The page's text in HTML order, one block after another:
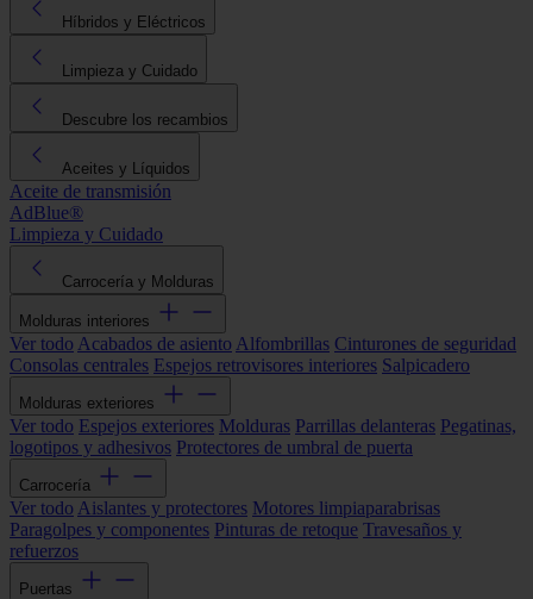
Híbridos y Eléctricos
Limpieza y Cuidado
Descubre los recambios
Aceites y Líquidos
Aceite de transmisión
AdBlue®
Limpieza y Cuidado
Carrocería y Molduras
Molduras interiores
Ver todo Acabados de asiento Alfombrillas Cinturones de seguridad
Consolas centrales Espejos retrovisores interiores Salpicadero
Molduras exteriores
Ver todo Espejos exteriores Molduras Parrillas delanteras Pegatinas,
logotipos y adhesivos Protectores de umbral de puerta
Carrocería
Ver todo Aislantes y protectores Motores limpiaparabrisas
Paragolpes y componentes Pinturas de retoque Travesaños y
refuerzos
Puertas